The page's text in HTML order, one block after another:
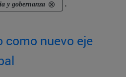
y gobernanza .
como nuevo eje